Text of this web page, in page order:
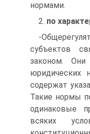
нормами.
2. по
-
субъектов
законом.
юридических
содержат
Такие нормы
одинаковые
всяких